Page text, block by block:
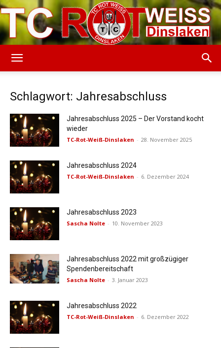
Schlagwort: Jahresabschluss
Jahresabschluss 2025 – Der Vorstand kocht
wieder
TC-Rot-Weiß-Dinslaken - 28. November 2025
Jahresabschluss 2024
TC-Rot-Weiß-Dinslaken - 6. Dezember 2024
Jahresabschluss 2023
Sascha Nolte - 10. November 2023
Jahresabschluss 2022 mit großzügiger
Spendenbereitschaft
Sascha Nolte - 3. Januar 2023
Jahresabschluss 2022
TC-Rot-Weiß-Dinslaken - 6. Dezember 2022